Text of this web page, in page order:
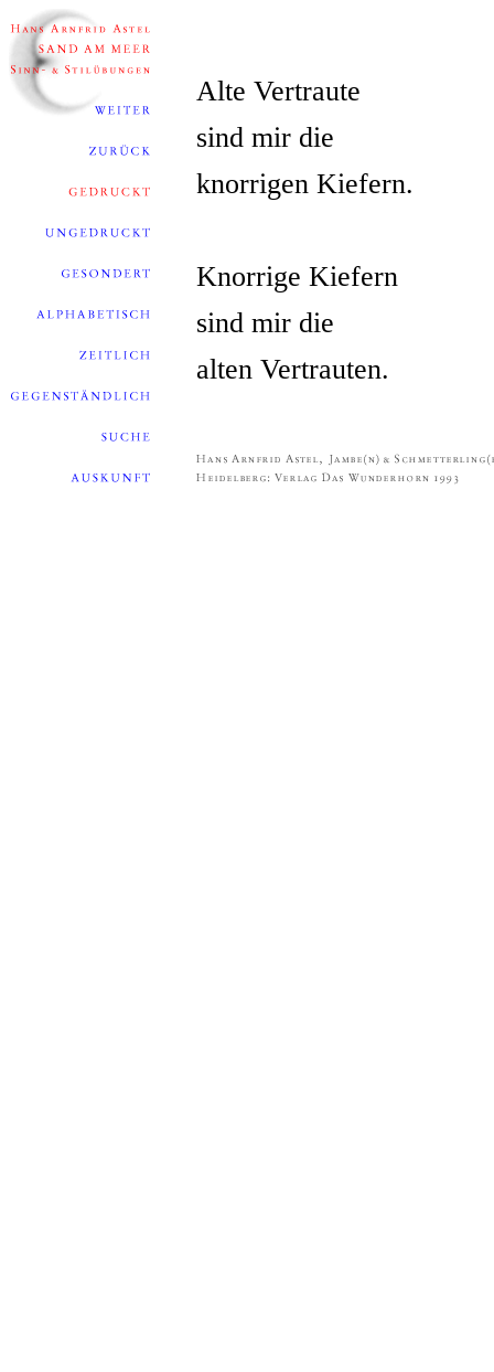
Alte Vertraute
sind mir die
knorrigen Kiefern.
Knorrige Kiefern
sind mir die
alten Vertrauten.